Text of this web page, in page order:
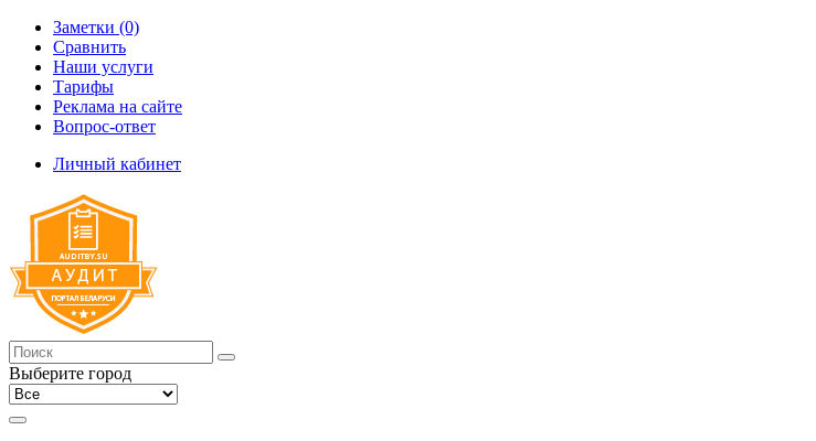
Заметки (0)
Сравнить
Наши услуги
Тарифы
Реклама на сайте
Вопрос-ответ
Личный кабинет
Выберите город